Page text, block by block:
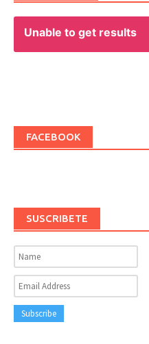
Unable to get results
FACEBOOK
SUSCRIBETE